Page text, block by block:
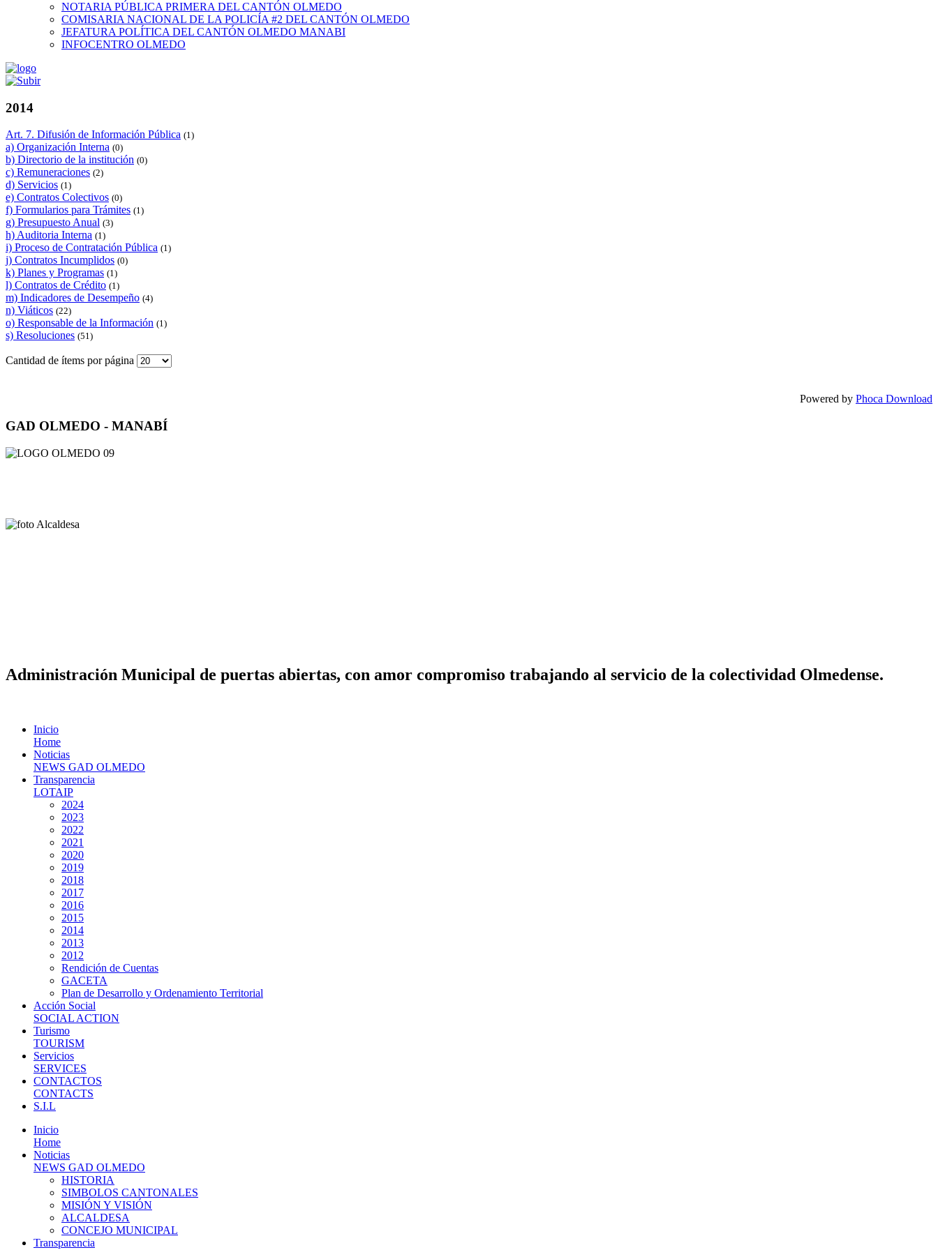
NOTARIA PÚBLICA PRIMERA DEL CANTÓN OLMEDO
COMISARIA NACIONAL DE LA POLICÍA #2 DEL CANTÓN OLMEDO
JEFATURA POLÍTICA DEL CANTÓN OLMEDO MANABI
INFOCENTRO OLMEDO
2014
Art. 7. Difusión de Información Pública (1)
a) Organización Interna (0)
b) Directorio de la institución (0)
c) Remuneraciones (2)
d) Servicios (1)
e) Contratos Colectivos (0)
f) Formularios para Trámites (1)
g) Presupuesto Anual (3)
h) Auditoria Interna (1)
i) Proceso de Contratación Pública (1)
j) Contratos Incumplidos (0)
k) Planes y Programas (1)
l) Contratos de Crédito (1)
m) Indicadores de Desempeño (4)
n) Viáticos (22)
o) Responsable de la Información (1)
s) Resoluciones (51)
Cantidad de ítems por página
Powered by Phoca Download
GAD OLMEDO - MANABÍ
Administración Municipal de puertas abiertas, con amor compromiso trabajando al servicio de la colectividad Olmedense.
Inicio
Home
Noticias
NEWS GAD OLMEDO
Transparencia
LOTAIP
2024
2023
2022
2021
2020
2019
2018
2017
2016
2015
2014
2013
2012
Rendición de Cuentas
GACETA
Plan de Desarrollo y Ordenamiento Territorial
Acción Social
SOCIAL ACTION
Turismo
TOURISM
Servicios
SERVICES
CONTACTOS
CONTACTS
S.I.L
Inicio
Home
Noticias
NEWS GAD OLMEDO
HISTORIA
SIMBOLOS CANTONALES
MISIÓN Y VISIÓN
ALCALDESA
CONCEJO MUNICIPAL
Transparencia